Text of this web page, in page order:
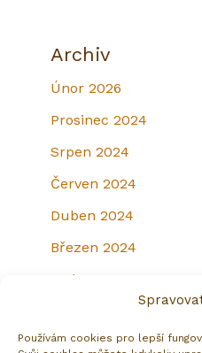
Používám cookies pro lepší
Archiv
Únor 2026
Prosinec 2024
Srpen 2024
Červen 2024
Duben 2024
Březen 2024
Leden 2020